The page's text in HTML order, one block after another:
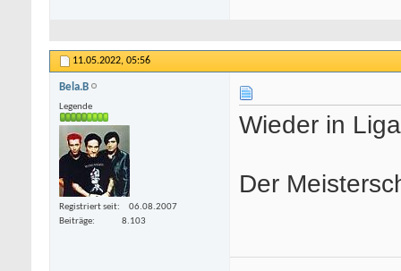
11.05.2022, 05:56
Bela.B
Legende
Registriert seit
06.08.2007
Beiträge
8.103
Wieder in
Der